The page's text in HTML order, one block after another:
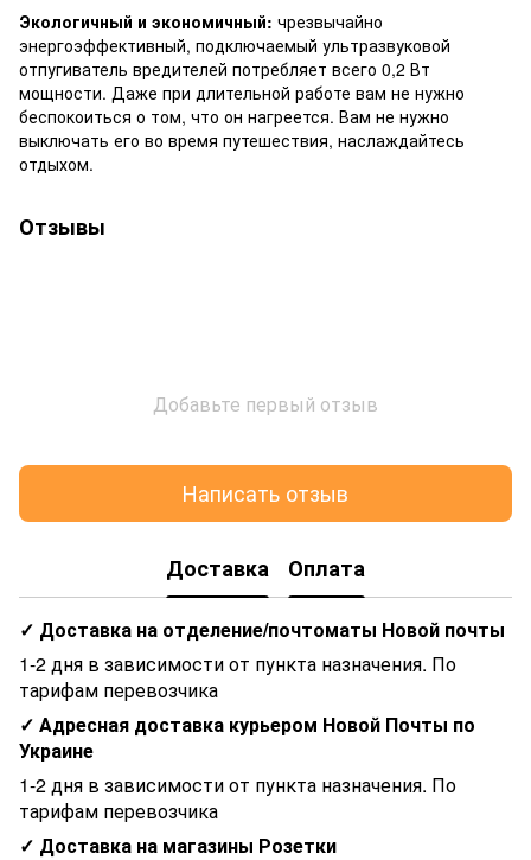
Экологичный и экономичный: чрезвычайно
энергоэффективный, подключаемый ультразвуковой
отпугиватель вредителей потребляет всего 0,2 Вт
мощности. Даже при длительной работе вам не нужно
беспокоиться о том, что он нагреется. Вам не нужно
выключать его во время путешествия, наслаждайтесь
отдыхом.
Отзывы
Добавьте первый отзыв
Написать отзыв
Доставка Оплата
✓ Доставка на отделение/почтоматы Новой почты
1-2 дня в зависимости от пункта назначения. По
тарифам перевозчика
✓ Адресная доставка курьером Новой Почты по
Украине
1-2 дня в зависимости от пункта назначения. По
тарифам перевозчика
✓ Доставка на магазины Розетки